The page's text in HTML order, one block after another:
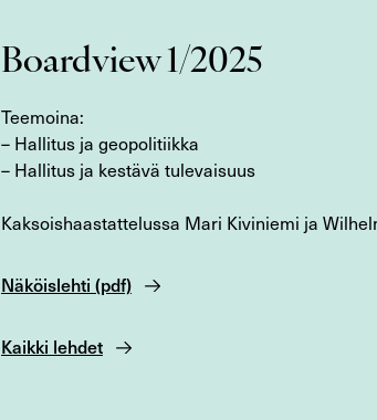
Boardview 1/2025
Teemoina:
– Hallitus ja geopolitiikka
– Hallitus ja kestävä tulevaisuus
Kaksoishaastattelussa Mari Kiviniemi ja
Näköislehti (pdf)
Kaikki lehdet